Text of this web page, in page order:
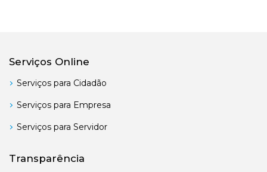
Serviços Online
Serviços para Cidadão
Serviços para Empresa
Serviços para Servidor
Transparência